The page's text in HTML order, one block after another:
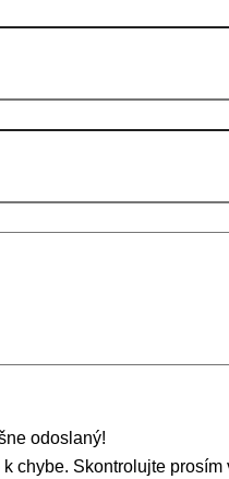
odoslaný!
chybe. Skontrolujte prosím